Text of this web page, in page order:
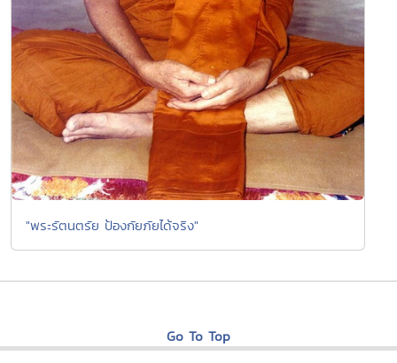
"พระรัตนตรัย ป้องกัยภัยได้จริง"
Go To Top